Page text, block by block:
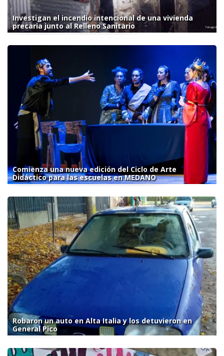
Investigan el incendio intencional de una vivienda
precaria junto al Relleno Sanitario
Comienza una nueva edición del Ciclo de Arte
Didáctico para las escuelas en MEDANO
Robaron un auto en Alta Italia y los detuvieron en
General Pico